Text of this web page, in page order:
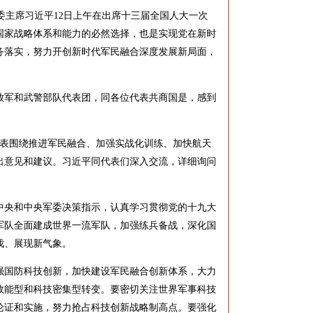
席习近平12日上午在出席十三届全国人大一次
战略体系和能力的必然选择，也是实现党在新时
实，努力开创新时代军民融合深度发展新局面，
和武警部队代表团，同各位代表共商国是，感到
绕推进军民融合、加强实战化训练、加快航天
见和建议。习近平同代表们深入交流，详细询问
和中央军委决策指示，认真学习贯彻党的十九大
全面建成世界一流军队，加强练兵备战，深化国
展现新气象。
防科技创新，加快建设军民融合创新体系，大力
型和科技密集型转变。要密切关注世界军事科技
和实施，努力抢占科技创新战略制高点。要强化